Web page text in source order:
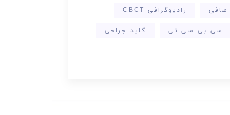
صافی رادیوگرافی CBCT
سی بی سی تی گاید جراحی